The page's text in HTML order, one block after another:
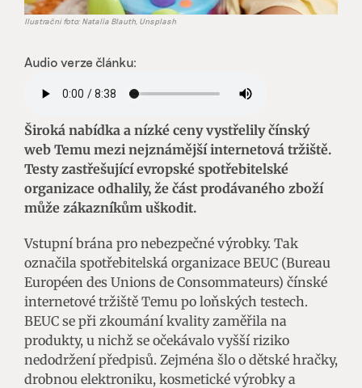
Ilustrační foto: Natalia Blauth, Unsplash
Audio verze článku:
Široká nabídka a nízké ceny vystřelily čínský
web Temu mezi nejznámější internetová tržiště.
Testy zastřešující evropské spotřebitelské
organizace odhalily, že část prodávaného zboží
může zákazníkům uškodit.
Vstupní brána pro nebezpečné výrobky. Tak
označila spotřebitelská organizace BEUC (Bureau
Européen des Unions de Consommateurs) čínské
internetové tržiště Temu po loňských testech.
BEUC se při zkoumání kvality zaměřila na
produkty, u nichž se očekávalo vyšší riziko
nedodržení předpisů. Zejména šlo o dětské hračky,
drobnou elektroniku, kosmetické výrobky a